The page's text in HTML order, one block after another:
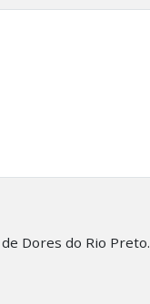
Dores do Rio Preto.